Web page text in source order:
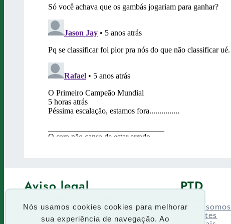
Nós usamos cookies cookies para melhorar
sua experiência de navegação. Ao
Aviso legal
Termos de uso
PTD
Quem somos
Enquetes